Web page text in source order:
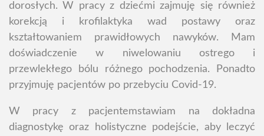
dorosłych. W pracy z dziećmi zajmuję się również
korekcją i krofilaktyka wad postawy oraz
kształtowaniem prawidłowych nawyków. Mam
doświadczenie w niwelowaniu ostrego i
przewlekłego bólu różnego pochodzenia. Ponadto
przyjmuję pacjentów po przebyciu Covid-19.
W pracy z pacjentemstawiam na dokładna
diagnostykę oraz holistyczne podejście, aby leczyć